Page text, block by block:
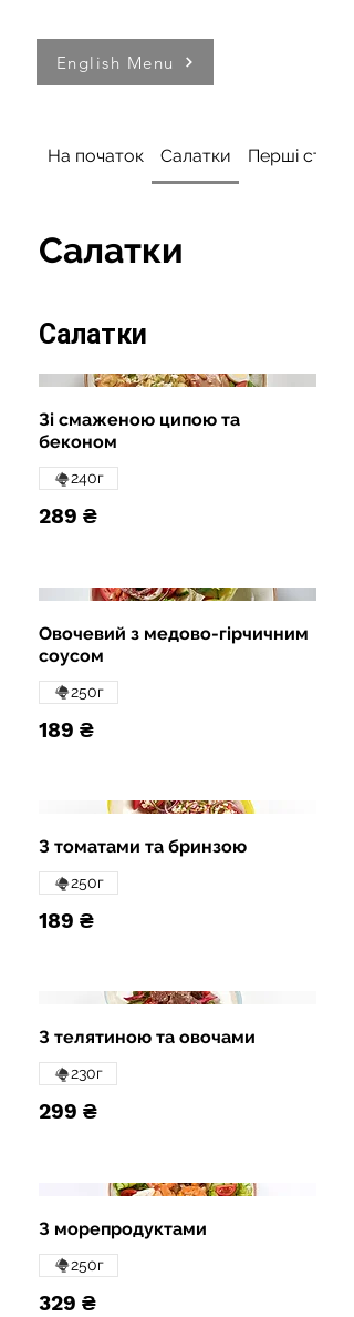
English Menu
На початок Салатки Перші страви
Салатки
Салатки
Зі смаженою ципою та
беконом
289 ₴
240г
Овочевий з медово-гірчичним
соусом
189 ₴
250г
З томатами та бринзою
189 ₴
250г
З телятиною та овочами
299 ₴
230г
З морепродуктами
329 ₴
250г